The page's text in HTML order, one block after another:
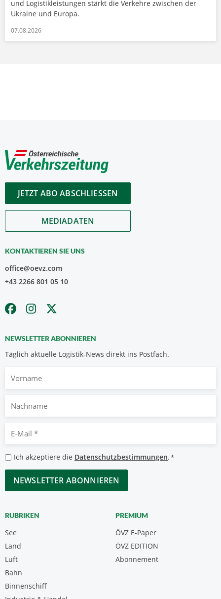
und Logistikleistungen stärkt die Verkehre zwischen der
Ukraine und Europa.
07.08.2026
JETZT ABO ABSCHLIESSEN
MEDIADATEN
KONTAKTIEREN SIE UNS
office@oevz.com
+43 2266 801 05 10
NEWSLETTER ABONNIEREN
Täglich aktuelle Logistik-News direkt ins Postfach.
Nachname
Mail
*
Datenschutzbestimmungen
*
Ich akzeptiere die Datenschutzbestimmungen.*
CAPTCHA
RUBRIKEN
See
Land
Luft
Bahn
Binnenschiff
PREMIUM
ÖVZ E-Paper
Abonnement
ÖVZ EDITION